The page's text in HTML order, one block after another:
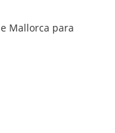
Mallorca para